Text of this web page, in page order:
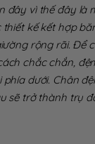
đây vì thế đây là
kế kết hợp
rộng rãi. Để
chắc chắn,
dưới. Chân
sẽ trở thành trụ